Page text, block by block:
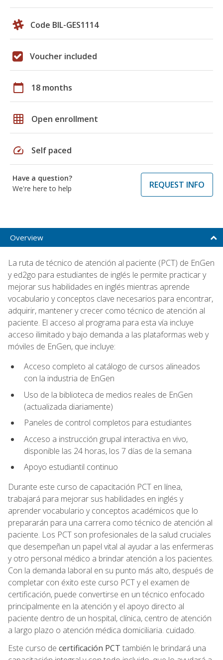
Code BIL-GES1114
Voucher included
calendar_today 18 months
grid_on Open enrollment
speed Self paced
Have a question?
We're here to help
REQUEST INFO
Overview
La ruta de técnico de atención al paciente (PCT) de EnGen
y ed2go para estudiantes de inglés le permite practicar y
mejorar sus habilidades en inglés mientras aprende
vocabulario y conceptos clave necesarios para encontrar,
adquirir, mantener y crecer como técnico de atención al
paciente. El acceso al programa para esta vía incluye
acceso ilimitado y bajo demanda a las plataformas web y
móviles de EnGen, que incluye:
Acceso completo al catálogo de cursos alineados
con la industria de EnGen
Uso de la biblioteca de medios reales de EnGen
(actualizada diariamente)
Paneles de control completos para estudiantes
Acceso a instrucción grupal interactiva en vivo,
disponible las 24 horas, los 7 días de la semana
Apoyo estudiantil continuo
Durante este curso de capacitación PCT en línea,
trabajará para mejorar sus habilidades en inglés y
aprender vocabulario y conceptos académicos que lo
prepararán para una carrera como técnico de atención al
paciente. Los PCT son profesionales de la salud cruciales
que desempeñan un papel vital al ayudar a las enfermeras
y otro personal médico a brindar atención a los pacientes.
Con la demanda laboral en su punto más alto, después de
completar con éxito este curso PCT y el examen de
certificación, puede convertirse en un técnico enfocado
principalmente en la atención y el apoyo directo al
paciente dentro de un hospital, clínica, centro de atención
a largo plazo o atención médica domiciliaria. cuidado.
Este curso de certificación PCT también le brindará una